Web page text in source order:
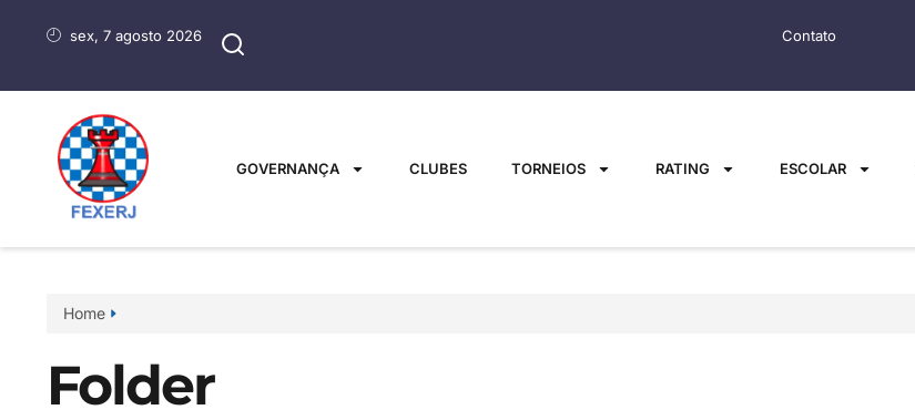
sex, 7 agosto 2026 Contato
GOVERNANÇA CLUBES TORNEIOS RATING ESCOLAR
Home
Folder